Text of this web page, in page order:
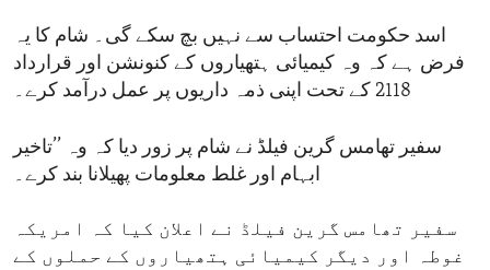
اسد حکومت احتساب سے نہیں بچ سکے گی۔ شام کا یہ
فرض ہے کہ وہ کیمیائی ہتھیاروں کے کنونشن اور قرارداد
2118 کے تحت اپنی ذمہ داریوں پر عمل درآمد کرے۔
سفیر تھامس گرین فیلڈ نے شام پر زور دیا کہ وہ ’’تاخیر
ابہام اور غلط معلومات پھیلانا بند کرے۔
سفیر تھامس گرین فیلڈ نے اعلان کیا کہ امریکہ
غوطہ اور دیگر کیمیائی ہتھیاروں کے حملوں کے